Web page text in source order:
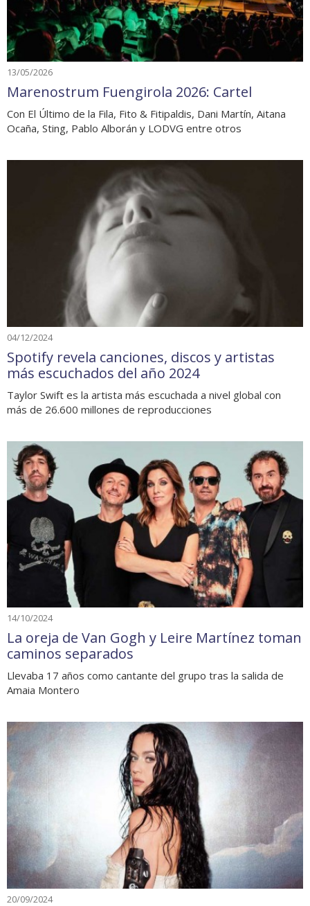
13/05/2026
Marenostrum Fuengirola 2026: Cartel
Con El Último de la Fila, Fito & Fitipaldis, Dani Martín, Aitana
Ocaña, Sting, Pablo Alborán y LODVG entre otros
04/12/2024
Spotify revela canciones, discos y artistas
más escuchados del año 2024
Taylor Swift es la artista más escuchada a nivel global con
más de 26.600 millones de reproducciones
14/10/2024
La oreja de Van Gogh y Leire Martínez toman
caminos separados
Llevaba 17 años como cantante del grupo tras la salida de
Amaia Montero
20/09/2024